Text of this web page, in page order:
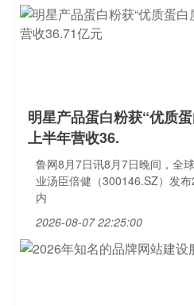
明星产品蛋白粉获“优质
上半年营收36.
鲁网8月7日讯8月7日晚间，全
业汤臣倍健（300146.SZ）发
内
2026-08-07 22:25:00